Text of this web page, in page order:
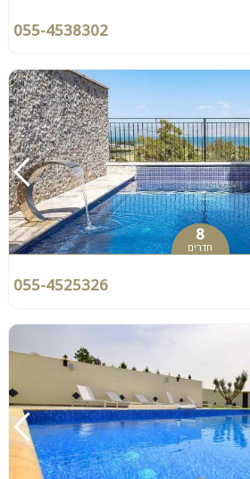
055-4538302
8
חדרים
055-4525326